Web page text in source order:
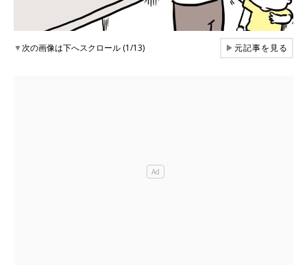
▼次の画像は下へスクロール (1/13) ▶元記事を見る